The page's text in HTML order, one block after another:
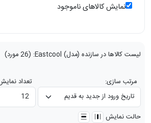
نمایش کالاهای ناموجود
لیست کالاها در سازنده (مدل) Eastcool
: (26 مورد)
مرتب سازی: تعداد
حالت نمایش